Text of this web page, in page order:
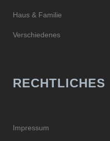
Haus & Familie
Verschiedenes
RECHTLICHES
Impressum